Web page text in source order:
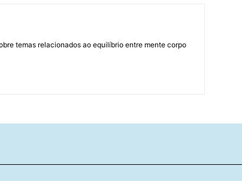
temas relacionados ao equilíbrio entre mente corpo